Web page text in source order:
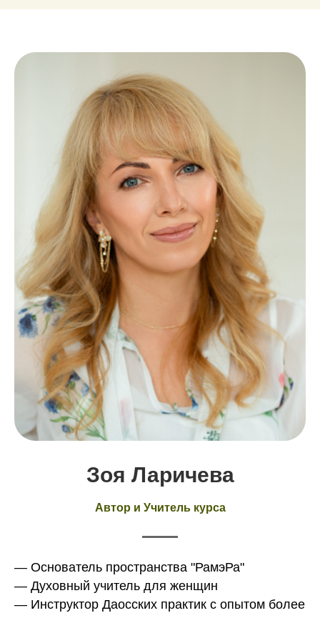
Зоя Ларичева
Автор и Учитель курса
— Основатель пространства "РамэРа"
— Духовный учитель для женщин
— Инструктор Даосских практик с опытом более